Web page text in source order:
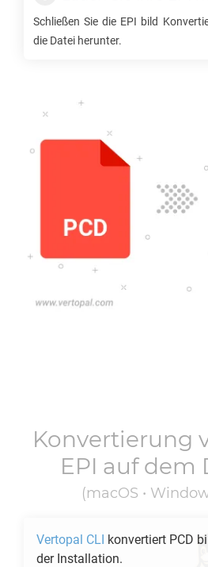
Schließen Sie die EPI bild
die Datei herunter.
Konvertierung
EPI auf dem
(macOS •
Vertopal CLI konvertiert PCD
der Installation.